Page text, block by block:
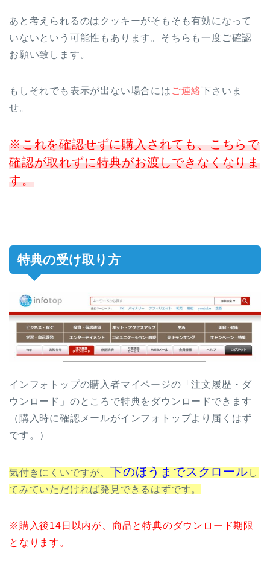
あと考えられるのはクッキーがそもそも有効になって
いないという可能性もあります。そちらも一度ご確認
お願い致します。
もしそれでも表示が出ない場合には ご連絡下さいま
せ。
※これを確認せずに購入されても、こちらで
確認が取れずに特典がお渡しできなくなりま
す。
特典の受け取り方
インフォトップの購入者マイページの「注文履歴・ダ
ウンロード」のところで特典をダウンロードできます
（購入時に確認メールがインフォトップより届くはず
です。）
気付きにくいですが、 下のほうまでスクロールし
てみていただければ発見できるはずです。
※購入後14日以内が、商品と特典のダウンロード期限
となります。